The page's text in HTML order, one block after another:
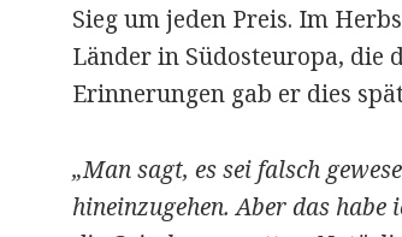
Sieg um jeden Preis. Im
Länder in Südosteuropa, die
Erinnerungen gab er dies
„Man sagt, es sei falsch
hineinzugehen. Aber das